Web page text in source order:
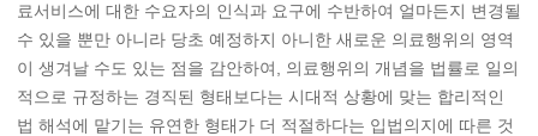
료서비스에 대한 수요자의 인식과 요구에 수반하여 얼마든지 변경될
수 있을 뿐만 아니라 당초 예정하지 아니한 새로운 의료행위의 영역
이 생겨날 수도 있는 점을 감안하여, 의료행위의 개념을 법률로 일의
적으로 규정하는 경직된 형태보다는 시대적 상황에 맞는 합리적인
법 해석에 맡기는 유연한 형태가 더 적절하다는 입법의지에 따른 것